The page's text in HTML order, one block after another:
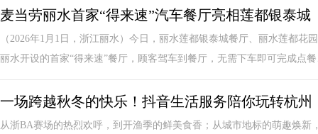
麦当劳丽水首家“得来速”汽车餐厅亮相莲都银泰城
（2026年1月1日，浙江丽水）今日，丽水莲都银泰城餐厅、丽水莲都
丽水开设的首家“得来速”餐厅，顾客驾车到餐厅，无需下车即可完成点
一场跨越秋冬的快乐！抖音生活服务陪你玩转杭州
从浙BA赛场的热烈欢呼，到开渔季的鲜美食香；从城市地标的萌趣焕新